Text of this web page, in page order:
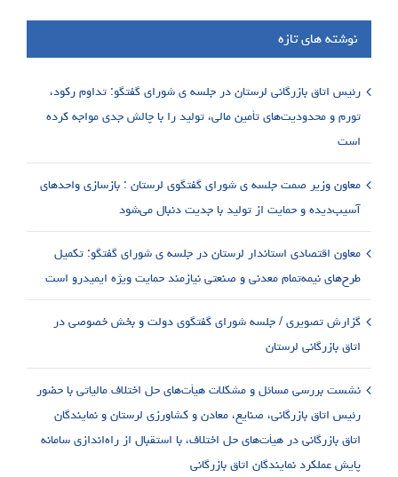
نوشته های تازه
رئیس اتاق بازرگانی لرستان در جلسه ی شورای گفتگو: تداوم رکود،
تورم و محدودیت‌های تأمین مالی، تولید را با چالش جدی مواجه کرده
است
معاون وزیر صمت جلسه ی شورای گفتگوی لرستان : بازسازی واحدهای
آسیب‌دیده و حمایت از تولید با جدیت دنبال می‌شود
معاون اقتصادی استاندار لرستان در جلسه ی شورای گفتگو: تکمیل
طرح‌های نیمه‌تمام معدنی و صنعتی نیازمند حمایت ویژه ایمیدرو است
گزارش تصویری / جلسه شورای گفتگوی دولت و بخش خصوصی در
اتاق بازرگانی لرستان
نشست بررسی مسائل و مشکلات هیأت‌های حل اختلاف مالیاتی با حضور
رئیس اتاق بازرگانی، صنایع، معادن و کشاورزی لرستان و نمایندگان
اتاق بازرگانی در هیأت‌های حل اختلاف، با استقبال از راه‌اندازی سامانه
پایش عملکرد نمایندگان اتاق بازرگانی